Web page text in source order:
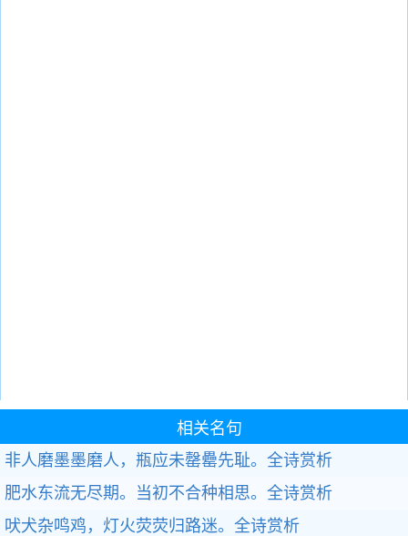
相关名句
非人磨墨墨磨人，瓶应未罄罍先耻。 全诗赏析
肥水东流无尽期。当初不合种相思。 全诗赏析
吠犬杂鸣鸡，灯火荧荧归路迷。 全诗赏析